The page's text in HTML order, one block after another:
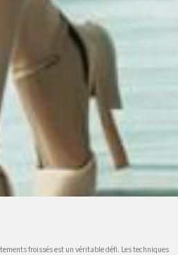
froissés est un véritable défi. Les techniques